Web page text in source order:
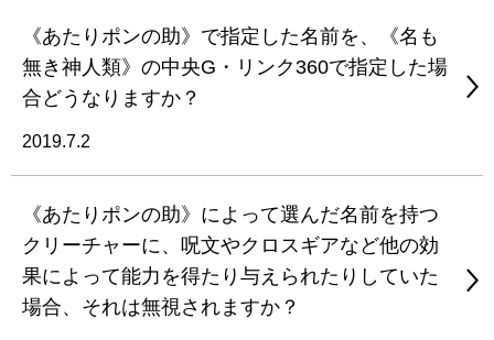
《あたりポンの助》で指定した名前を、《名も
無き神人類》の中央G・リンク360で指定した場
合どうなりますか？
2019.7.2
《あたりポンの助》によって選んだ名前を持つ
クリーチャーに、呪文やクロスギアなど他の効
果によって能力を得たり与えられたりしていた
場合、それは無視されますか？